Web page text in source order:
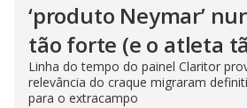
‘produto Neymar’
tão forte (e o atleta
Linha do tempo do painel Claritor
relevância do craque migraram
para o extracampo